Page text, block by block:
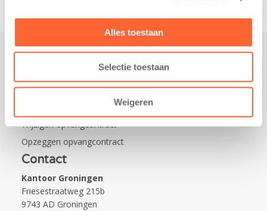
Alles toestaan
Selectie toestaan
Weigeren
Werken bij Kids First
Wijzigen opvangcontract
Opzeggen opvangcontract
Contact
Kantoor Groningen
Friesestraatweg 215b
9743 AD Groningen